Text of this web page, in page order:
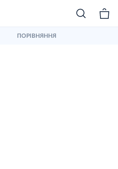
ПОРІВНЯННЯ